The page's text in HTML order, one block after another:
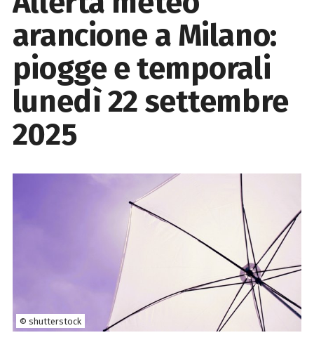
arancione a Milano:
piogge e temporali
lunedì 22 settembre
2025
© shutterstock